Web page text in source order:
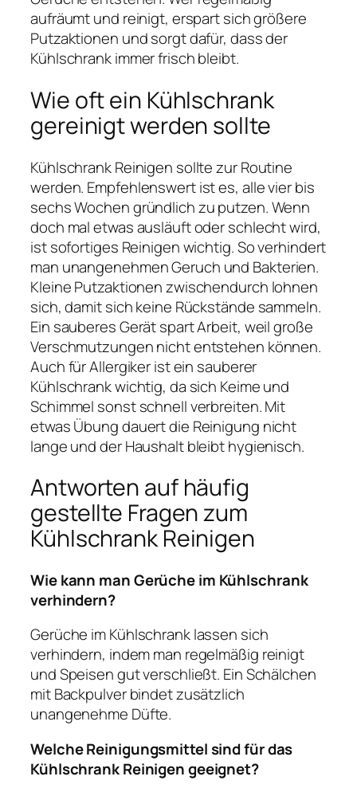
aufräumt und reinigt, erspart sich größere
Putzaktionen und sorgt dafür, dass der
Kühlschrank immer frisch bleibt.
Wie oft ein Kühlschrank
gereinigt werden sollte
Kühlschrank Reinigen sollte zur Routine
werden. Empfehlenswert ist es, alle vier bis
sechs Wochen gründlich zu putzen. Wenn
doch mal etwas ausläuft oder schlecht wird,
ist sofortiges Reinigen wichtig. So verhindert
man unangenehmen Geruch und Bakterien.
Kleine Putzaktionen zwischendurch lohnen
sich, damit sich keine Rückstände sammeln.
Ein sauberes Gerät spart Arbeit, weil große
Verschmutzungen nicht entstehen können.
Auch für Allergiker ist ein sauberer
Kühlschrank wichtig, da sich Keime und
Schimmel sonst schnell verbreiten. Mit
etwas Übung dauert die Reinigung nicht
lange und der Haushalt bleibt hygienisch.
Antworten auf häufig
gestellte Fragen zum
Kühlschrank Reinigen
Wie kann man Gerüche im Kühlschrank
verhindern?
Gerüche im Kühlschrank lassen sich
verhindern, indem man regelmäßig reinigt
und Speisen gut verschließt. Ein Schälchen
mit Backpulver bindet zusätzlich
unangenehme Düfte.
Welche Reinigungsmittel sind für das
Kühlschrank Reinigen geeignet?